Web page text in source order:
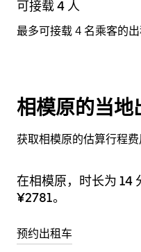
可接载 4 人
最多可接载 4 名乘客的
相模原的当地
获取相模原的估算行程费
在相模原，时长为 14
¥2781。
预约出租车